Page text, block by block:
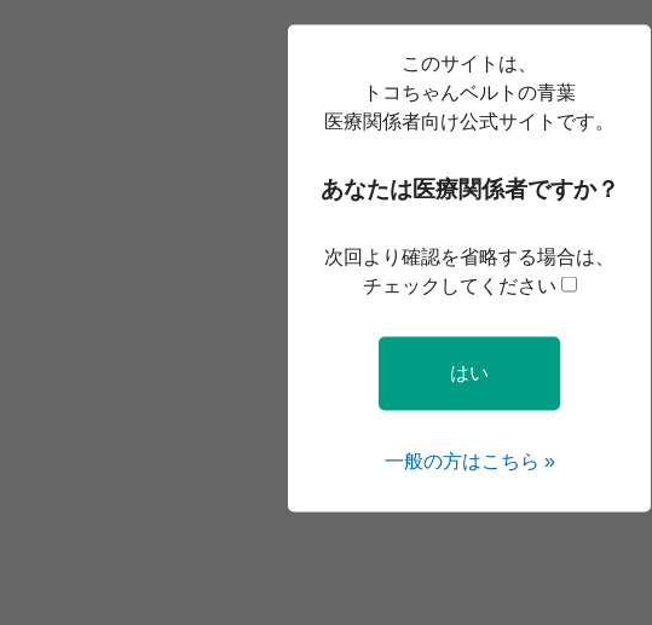
このサイトは、
トコちゃんベルトの青葉
医療関係者向け公式サイトです。
あなたは医療関係者ですか？
次回より確認を省略する場合は、
チェックしてください
はい
一般の方はこちら »